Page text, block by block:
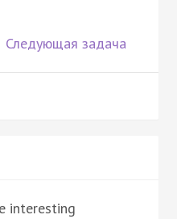
Следующая задача
interesting